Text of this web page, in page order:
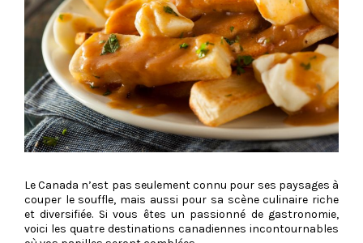
Le Canada n’est pas seulement connu pour ses paysages à
couper le souffle, mais aussi pour sa scène culinaire riche
et diversifiée. Si vous êtes un passionné de gastronomie,
voici les quatre destinations canadiennes incontournables